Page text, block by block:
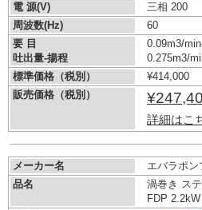
電 源(V)
三相 200
周波数(Hz)
60
要 目
吐出量-揚程
0.09m3/
0.275m3/
標準価格（税別）
¥414,000
販売価格（税別）
詳細はこ
メーカー名
エバラポン
品名
渦巻き ス
FDP 2.2kW